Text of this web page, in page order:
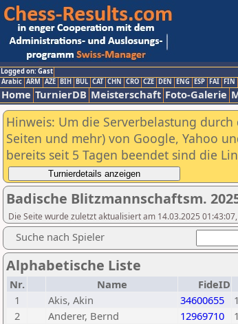
Logged on: Gast
Arabic ARM AZE BIH BUL CAT CHN CRO CZE DEN ENG ESP FAI FIN
Home TurnierDB Meisterschaft Foto-Galerie
Hinweis: Um die Serverbelastung
Seiten und mehr) von Google, Yahoo
bereits seit 5 Tagen beendet sind die
Badische Blitzmannschaftsm.
Die Seite wurde zuletzt aktualisiert am 14.03.2025
Suche nach Spieler
Alphabetische Liste
Nr. Name FideID
1
Akis, Akin 34600655
2
Anderer, Bernd 12969710